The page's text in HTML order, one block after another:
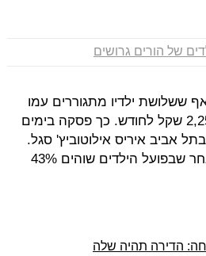
של הורים גרושים
מזונות אף ששלושת ילדיו מתגוררים עמו
כמעט מחצית מהשבוע, זכה להפחתה וישלם 2,250 שקל לחודש. כך פסקה בימים
אביב איריס אילוטוביץ' סגל.
השופטת סירבה לבטל לחלוטין את המזונות, מאחר שבפועל הילדים שוהים 43%
הדירה תהיה שלה